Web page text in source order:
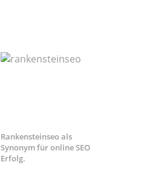
Rankensteinseo als
Synonym für online SEO
Erfolg.